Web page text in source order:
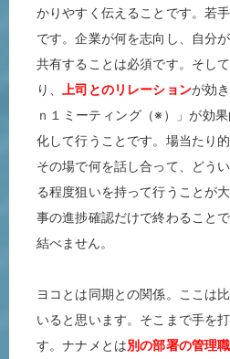
かりやすく伝えることです。若
です。企業が何を志向し、自分
共有することは必須です。そし
り、上司とのリレーションが効
ｎ１ミーティング（※）」が効
化して行うことです。場当たり
その場で何を話し合って、どう
る程度狙いを持って行うことが
事の進捗確認だけで終わること
結べません。
ヨコとは同期との関係。ここは
いると思います。そこまで手を
す。ナナメとは別の部署の管理